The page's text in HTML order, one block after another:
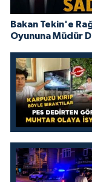
Bakan Tekin'e
Oyununa Müdür